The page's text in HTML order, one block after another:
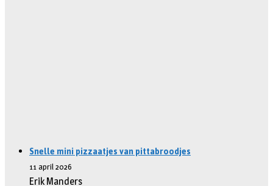
Snelle mini pizzaatjes van pittabroodjes
11 april 2026
Erik Manders